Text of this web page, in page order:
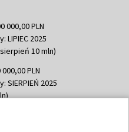
000,00 PLN
LIPIEC 2025
10 mln)
PLN
SIERPIEŃ 2025
PLN